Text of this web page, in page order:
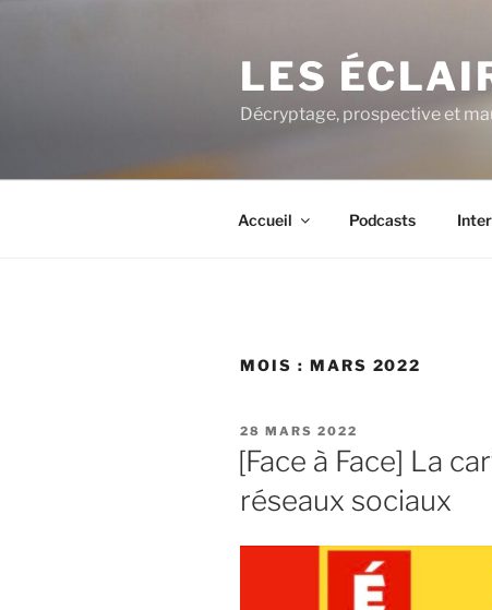
LES
Décryptage, prospective et
Accueil Podcasts
MOIS : MARS 2022
PUBLIÉ
LE
28 MARS 2022
[Face à Face] La
réseaux sociaux